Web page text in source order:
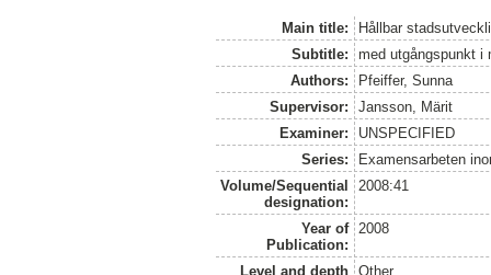
Main title:
Hållbar
Subtitle:
med utgångspunkt i
Authors:
Pfeiffer, Sunna
Supervisor:
Jansson, Märit
Examiner:
UNSPECIFIED
Series:
Examensarbeten
Volume/Sequential
designation:
2008:41
Year of
Publication:
2008
Level and depth
Other